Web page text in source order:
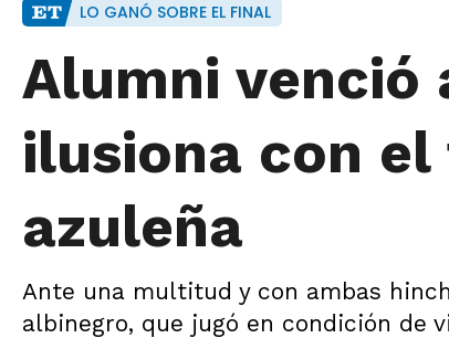
LO GANÓ SOBRE EL FINAL
Alumni venció
ilusiona con
azuleña
Ante una multitud y con ambas
albinegro, que jugó en condición de